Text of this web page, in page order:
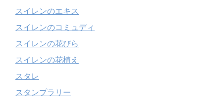
スイレンのエキス
スイレンのコミュディ
スイレンの花びら
スイレンの花植え
スタレ
スタンプラリー